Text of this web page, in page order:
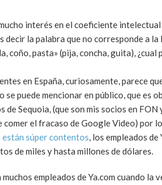
interés en el coeficiente
decir la palabra que no corresponde a
coño, pasta» (pija, concha, guita),
en España, curiosamente, parece
puede mencionar en público, que es
de Sequoia, (que son mis socios en
comer el fracaso de Google Video) por
están súper contentos, los empleados
de miles y hasta millones de dólares.
empleados de Ya.com cuando la